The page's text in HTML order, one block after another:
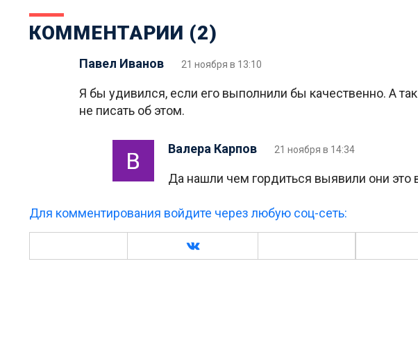
КОММЕНТАРИИ (2)
Павел Иванов 21 ноября в 13:10
Я бы удивился, если его выполнили бы качественно. А
не писать об этом.
Валера Карпов 21 ноября в 14:34
Да нашли чем гордиться выявили они это
Для комментирования войдите через любую соц-сеть: